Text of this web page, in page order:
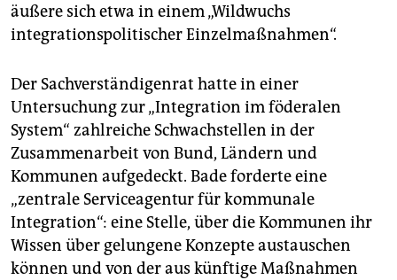
äußere sich etwa in einem „Wildwuchs
integrationspolitischer Einzelmaßnahmen“.
Der Sachverständigenrat hatte in einer
Untersuchung zur „Integration im föderalen
System“ zahlreiche Schwachstellen in der
Zusammenarbeit von Bund, Ländern und
Kommunen aufgedeckt. Bade forderte eine
„zentrale Serviceagentur für kommunale
Integration“: eine Stelle, über die Kommunen ihr
Wissen über gelungene Konzepte austauschen
können und von der aus künftige Maßnahmen